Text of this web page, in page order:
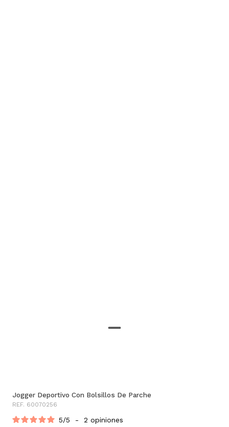
Jogger Deportivo Con Bolsillos De Parche
REF. 60070256
5/5 - 2 opiniones